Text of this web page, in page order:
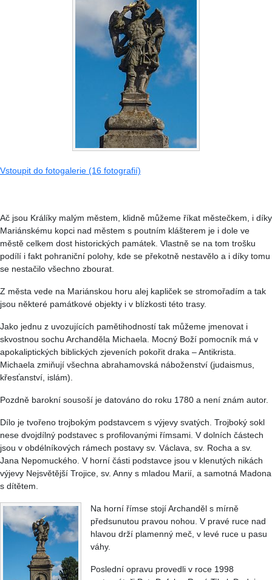
Vstoupit do fotogalerie (16 fotografií)
Ač jsou Králíky malým městem, klidně můžeme říkat městečkem, i díky
Mariánskému kopci nad městem s poutním klášterem je i dole ve
městě celkem dost historických památek. Vlastně se na tom trošku
podílí i fakt pohraniční polohy, kde se překotně nestavělo a i díky tomu
se nestačilo všechno zbourat.
Z města vede na Mariánskou horu alej kapliček se stromořadím a tak
jsou některé památkové objekty i v blízkosti této trasy.
Jako jednu z uvozujících pamětihodností tak můžeme jmenovat i
skvostnou sochu Archanděla Michaela. Mocný Boží pomocník má v
apokaliptických biblických zjeveních pokořit draka – Antikrista.
Michaela zmiňují všechna abrahamovská náboženství (judaismus,
křesťanství, islám).
Pozdně barokní sousoší je datováno do roku 1780 a není znám autor.
Dílo je tvořeno trojbokým podstavcem s výjevy svatých. Trojboký sokl
nese dvojdílný podstavec s profilovanými římsami. V dolních částech
jsou v obdélníkových rámech postavy sv. Václava, sv. Rocha a sv.
Jana Nepomuckého. V horní části podstavce jsou v klenutých nikách
výjevy Nejsvětější Trojice, sv. Anny s mladou Marií, a samotná Madona
s dítětem.
Na horní římse stojí Archanděl s mírně
předsunutou pravou nohou. V pravé ruce nad
hlavou drží plamenný meč, v levé ruce u pasu
váhy.
Poslední opravu provedli v roce 1998